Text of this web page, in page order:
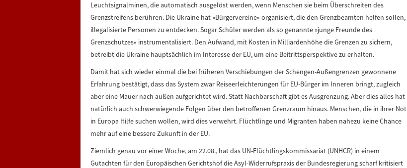
Leuchtsignalminen, die automatisch ausgelöst werden, wenn Menschen sie beim Überschreiten des
Grenzstreifens berühren. Die Ukraine hat »Bürgervereine« organisiert, die den Grenzbeamten helfen sollen,
illegalisierte Personen zu entdecken. Sogar Schüler werden als so genannte »junge Freunde des
Grenzschutzes« instrumentalisiert. Den Aufwand, mit Kosten in Milliardenhöhe die Grenzen zu sichern,
betreibt die Ukraine hauptsächlich im Interesse der EU, um eine Beitrittsperspektive zu erhalten.
Damit hat sich wieder einmal die bei früheren Verschiebungen der Schengen-Außengrenzen gewonnene
Erfahrung bestätigt, dass das System zwar Reiseerleichterungen für EU-Bürger im Inneren bringt, zugleich
aber eine Mauer nach außen aufgerichtet wird. Statt Nachbarschaft gibt es Ausgrenzung. Aber dies alles hat
natürlich auch schwerwiegende Folgen über den betroffenen Grenzraum hinaus. Menschen, die in ihrer Not
in Europa Hilfe suchen wollen, wird dies verwehrt. Flüchtlinge und Migranten haben nahezu keine Chance
mehr auf eine bessere Zukunft in der EU.
Ziemlich genau vor einer Woche, am 22.08., hat das UN-Flüchtlingskommissariat (UNHCR) in einem
Gutachten für den Europäischen Gerichtshof die Asyl-Widerrufspraxis der Bundesregierung scharf kritisiert